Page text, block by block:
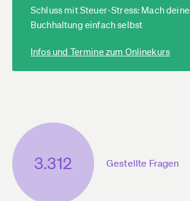
Schluss mit Steuer-Stress: Mach deine
Buchhaltung einfach selbst
Infos und Termine zum Onlinekurs
3.312 Gestellte Fragen